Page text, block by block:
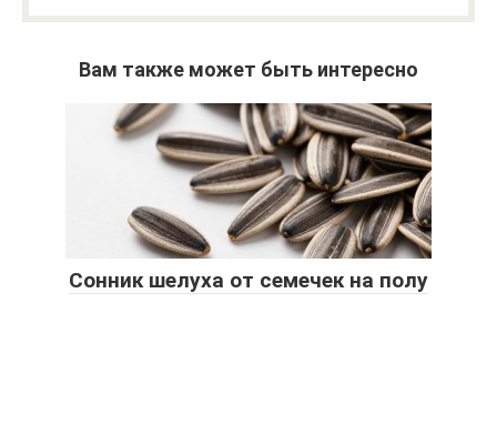
Вам также может быть интересно
Сонник шелуха от семечек на полу